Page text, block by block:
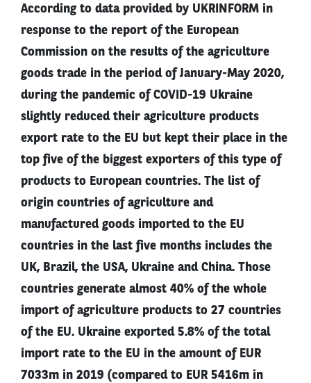
According to data provided by UKRINFORM in
response to the report of the European
Commission on the results of the agriculture
goods trade in the period of January-May 2020,
during the pandemic of COVID-19 Ukraine
slightly reduced their agriculture products
export rate to the EU but kept their place in the
top five of the biggest exporters of this type of
products to European countries. The list of
origin countries of agriculture and
manufactured goods imported to the EU
countries in the last five months includes the
UK, Brazil, the USA, Ukraine and China. Those
countries generate almost 40% of the whole
import of agriculture products to 27 countries
of the EU. Ukraine exported 5.8% of the total
import rate to the EU in the amount of EUR
7033m in 2019 (compared to EUR 5416m in